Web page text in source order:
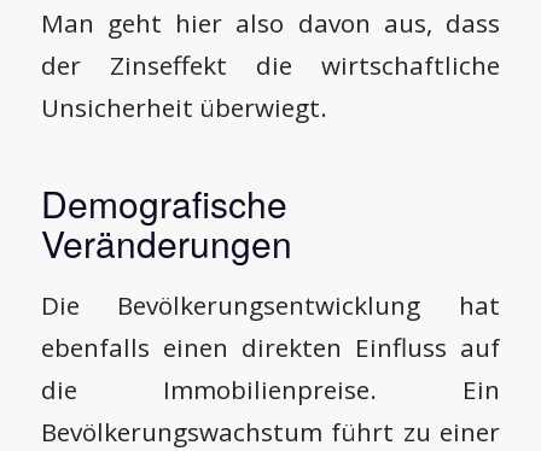
Man geht hier also davon aus, dass
der Zinseffekt die wirtschaftliche
Unsicherheit überwiegt.
Demografische
Veränderungen
Die Bevölkerungsentwicklung hat
ebenfalls einen direkten Einfluss auf
die Immobilienpreise. Ein
Bevölkerungswachstum führt zu einer